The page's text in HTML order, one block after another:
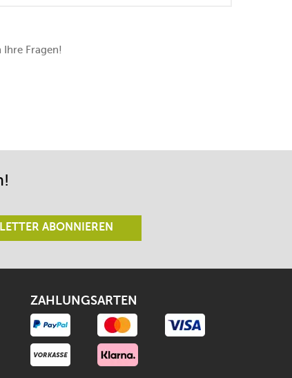
Fragen!
ABONNIEREN
ZAHLUNGSARTEN